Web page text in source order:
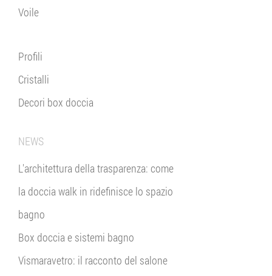
Voile
Profili
Cristalli
Decori box doccia
NEWS
L'architettura della trasparenza: come
la doccia walk in ridefinisce lo spazio
bagno
Box doccia e sistemi bagno
Vismaravetro: il racconto del salone